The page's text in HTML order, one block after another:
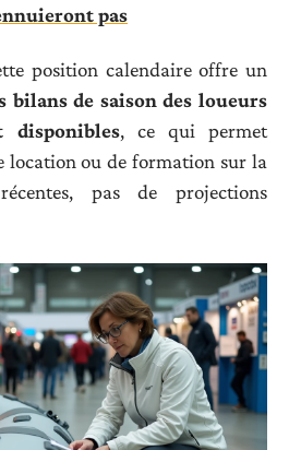
pas
position calendaire offre un
bilans de saison des loueurs
disponibles, ce qui permet
location ou de formation sur la
pas de projections